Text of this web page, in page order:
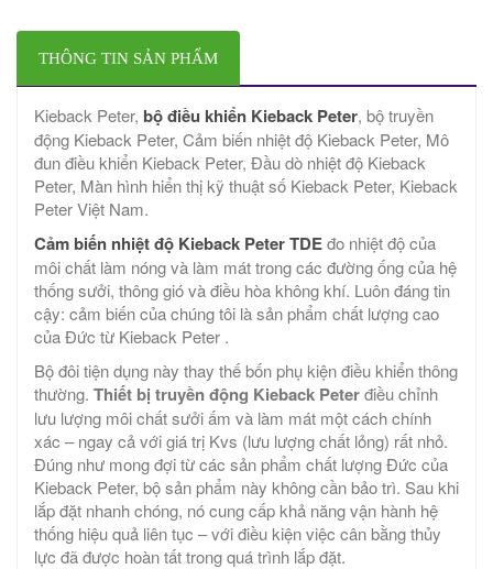
THÔNG TIN SẢN PHẨM
Kieback Peter, bộ điều khiển Kieback Peter, bộ truyền
động Kieback Peter, Cảm biến nhiệt độ Kieback Peter, Mô
đun điều khiển Kieback Peter, Đầu dò nhiệt độ Kieback
Peter, Màn hình hiển thị kỹ thuật số Kieback Peter, Kieback
Peter Việt Nam.
Cảm biến nhiệt độ Kieback Peter TDEđo nhiệt độ của
môi chất làm nóng và làm mát trong các đường ống của hệ
thống sưởi, thông gió và điều hòa không khí. Luôn đáng tin
cậy: cảm biến của chúng tôi là sản phẩm chất lượng cao
của Đức từ Kieback Peter .
Bộ đôi tiện dụng này thay thế bốn phụ kiện điều khiển thông
thường. Thiết bị truyền động Kieback Peterđiều chỉnh
lưu lượng môi chất sưởi ấm và làm mát một cách chính
xác – ngay cả với giá trị Kvs (lưu lượng chất lỏng) rất nhỏ.
Đúng như mong đợi từ các sản phẩm chất lượng Đức của
Kieback Peter, bộ sản phẩm này không cần bảo trì. Sau khi
lắp đặt nhanh chóng, nó cung cấp khả năng vận hành hệ
thống hiệu quả liên tục – với điều kiện việc cân bằng thủy
lực đã được hoàn tất trong quá trình lắp đặt.